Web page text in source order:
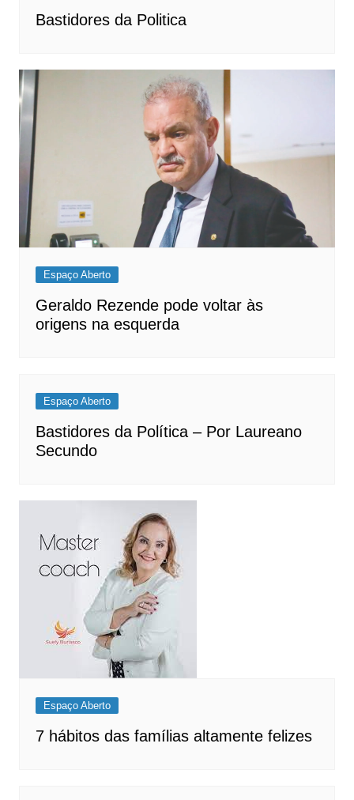
Bastidores da Politica
Espaço Aberto
Geraldo Rezende pode voltar às
origens na esquerda
Espaço Aberto
Bastidores da Política – Por Laureano
Secundo
Espaço Aberto
7 hábitos das famílias altamente felizes